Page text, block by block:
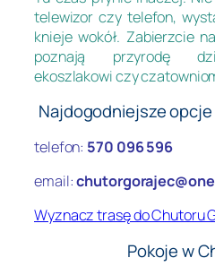
telewizor czy telefon,
knieje wokół. Zabierzcie
poznają przyrodę
ekoszlakowi czy
Najdogodniejsze
telefon: 570 096 596
email:
Wyznacz trasę do Chutoru
Pokoje w